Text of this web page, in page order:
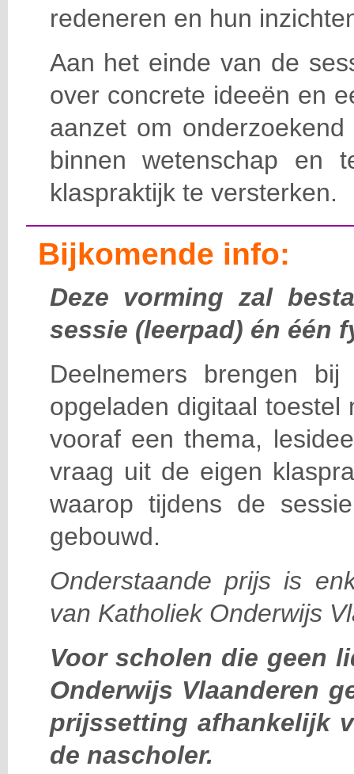
redeneren en hun
Aan het einde van de
over concrete ideeën en
aanzet om
binnen wetenschap en
klaspraktijk te versterken.
Bijkomende info:
Deze vorming zal
sessie (leerpad) én één
Deelnemers brengen
opgeladen digitaal toestel
vooraf een thema,
vraag uit de eigen
waarop tijdens de
gebouwd.
Onderstaande prijs is
van Katholiek Onderwijs
Voor scholen die geen
Onderwijs Vlaanderen
prijssetting afhankelijk
de nascholer.